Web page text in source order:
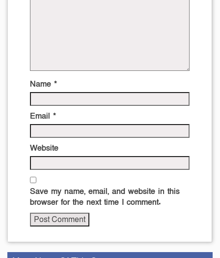
Name *
Email *
Website
Save my name, email, and website in this
browser for the next time I comment.